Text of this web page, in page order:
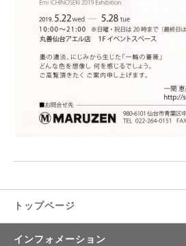
トップページ
インフォメーション